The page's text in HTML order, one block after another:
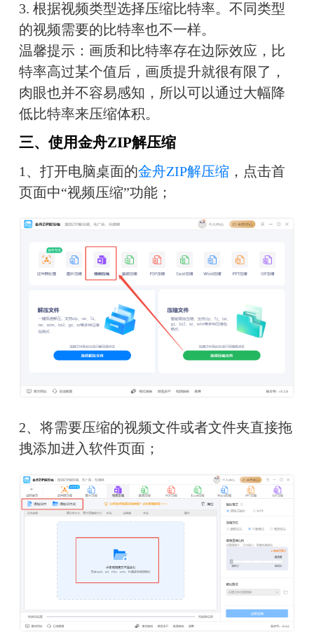
3. 根据视频类型选择压缩比特率。不同类型
的视频需要的比特率也不一样。
温馨提示：画质和比特率存在边际效应，比
特率高过某个值后，画质提升就很有限了，
肉眼也并不容易感知，所以可以通过大幅降
低比特率来压缩体积。
三、使用金舟ZIP解压缩
1、打开电脑桌面的金舟ZIP解压缩 ，点击首
页面中“视频压缩”功能；
2、将需要压缩的视频文件或者文件夹直接拖
拽添加进入软件页面；